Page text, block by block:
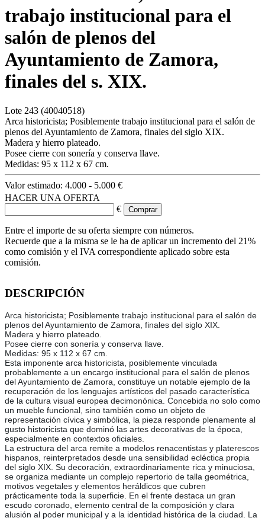
trabajo institucional para el
salón de plenos del
Ayuntamiento de Zamora,
finales del s. XIX.
Lote 243 (40040518)
Arca historicista; Posiblemente trabajo institucional para el salón de
plenos del Ayuntamiento de Zamora, finales del siglo XIX.
Madera y hierro plateado.
Posee cierre con sonería y conserva llave.
Medidas: 95 x 112 x 67 cm.
Valor estimado: 4.000 - 5.000 €
HACER UNA OFERTA
€
Entre el importe de su oferta siempre con números.
Recuerde que a la misma se le ha de aplicar un incremento del 21%
como comisión y el IVA correspondiente aplicado sobre esta
comisión.
DESCRIPCIÓN
Arca historicista; Posiblemente trabajo institucional para el salón de
plenos del Ayuntamiento de Zamora, finales del siglo XIX.
Madera y hierro plateado.
Posee cierre con sonería y conserva llave.
Medidas: 95 x 112 x 67 cm.
Esta imponente arca historicista, posiblemente vinculada
probablemente a un encargo institucional para el salón de plenos
del Ayuntamiento de Zamora, constituye un notable ejemplo de la
recuperación de los lenguajes artísticos del pasado característica
de la cultura visual europea decimonónica. Concebida no solo como
un mueble funcional, sino también como un objeto de
representación cívica y simbólica, la pieza responde plenamente al
gusto historicista que dominó las artes decorativas de la época,
especialmente en contextos oficiales.
La estructura del arca remite a modelos renacentistas y platerescos
hispanos, reinterpretados desde una sensibilidad ecléctica propia
del siglo XIX. Su decoración, extraordinariamente rica y minuciosa,
se organiza mediante un complejo repertorio de talla geométrica,
motivos vegetales y elementos heráldicos que cubren
prácticamente toda la superficie. En el frente destaca un gran
escudo coronado, elemento central de la composición y clara
alusión al poder municipal y a la identidad histórica de la ciudad. La